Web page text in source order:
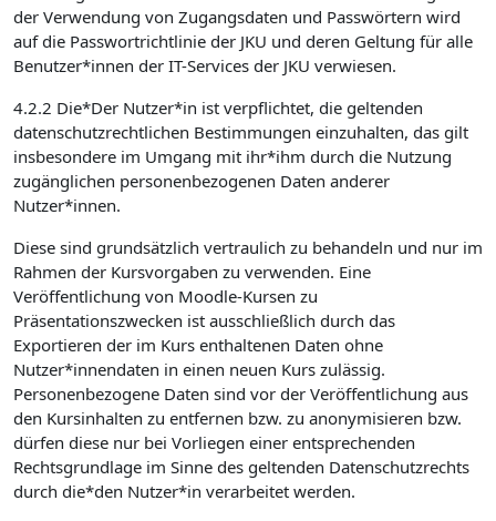
der Verwendung von Zugangsdaten und Passwörtern wird
auf die Passwortrichtlinie der JKU und deren Geltung für alle
Benutzer*innen der IT-Services der JKU verwiesen.
4.2.2 Die*Der Nutzer*in ist verpflichtet, die geltenden
datenschutzrechtlichen Bestimmungen einzuhalten, das gilt
insbesondere im Umgang mit ihr*ihm durch die Nutzung
zugänglichen personenbezogenen Daten anderer
Nutzer*innen.
Diese sind grundsätzlich vertraulich zu behandeln und nur im
Rahmen der Kursvorgaben zu verwenden. Eine
Veröffentlichung von Moodle-Kursen zu
Präsentationszwecken ist ausschließlich durch das
Exportieren der im Kurs enthaltenen Daten ohne
Nutzer*innendaten in einen neuen Kurs zulässig.
Personenbezogene Daten sind vor der Veröffentlichung aus
den Kursinhalten zu entfernen bzw. zu anonymisieren bzw.
dürfen diese nur bei Vorliegen einer entsprechenden
Rechtsgrundlage im Sinne des geltenden Datenschutzrechts
durch die*den Nutzer*in verarbeitet werden.